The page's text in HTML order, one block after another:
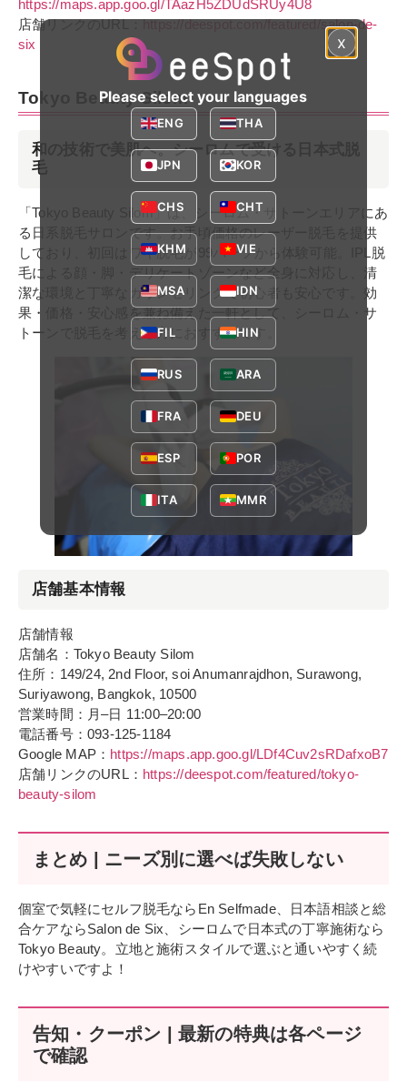
https://maps.app.goo.gl/TAazH5ZDUdSRUy4U8
店舗リンクのURL：https://deespot.com/featured/salon-de-
six
Tokyo Beauty Silom
和の技術で美肌へ。シーロムで受ける日本式脱
毛
「Tokyo Beauty Silom」は、シーロム・サトーンエリアにあ
る日系脱毛サロンです。お手頃価格のレーザー脱毛を提供
しており、初回はワキ脱毛が99バーツから体験可能。IPL脱
毛による顔・脚・デリケートゾーンなど全身に対応し、清
潔な環境と丁寧なカウンセリングで初心者も安心です。効
果・価格・安心感を兼ね備えた一軒として、シーロム・サ
トーンで脱毛を考える方におすすめです。
店舗基本情報
店舗情報
店舗名：Tokyo Beauty Silom
住所：149/24, 2nd Floor, soi Anumanrajdhon, Surawong,
Suriyawong, Bangkok, 10500
営業時間：月–日 11:00–20:00
電話番号：093-125-1184
Google MAP： https://maps.app.goo.gl/LDf4Cuv2sRDafxoB7
店舗リンクのURL： https://deespot.com/featured/tokyo-
beauty-silom
まとめ | ニーズ別に選べば失敗しない
個室で気軽にセルフ脱毛ならEn Selfmade、日本語相談と総
合ケアならSalon de Six、シーロムで日本式の丁寧施術なら
Tokyo Beauty。立地と施術スタイルで選ぶと通いやすく続
けやすいですよ！
告知・クーポン | 最新の特典は各ページ
で確認
x
Please select your languages
ENG THA
JPN KOR
CHS CHT
KHM VIE
MSA IDN
FIL HIN
RUS ARA
FRA DEU
ESP POR
ITA MMR